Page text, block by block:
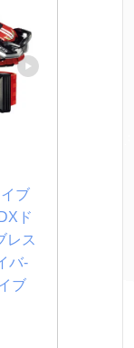
ブ
ド
レス
バ-
ブ